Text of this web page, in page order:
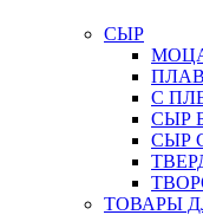
СЫР
С
СЫР
СЫР
ТОВАРЫ